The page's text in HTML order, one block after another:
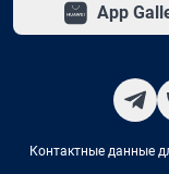
App
Контактные данные